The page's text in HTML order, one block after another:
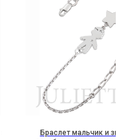
Браслет мальчик и